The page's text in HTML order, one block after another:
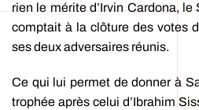
rien le mérite d’Irvin Cardona, le
comptait à la clôture des votes
ses deux adversaires réunis.
Ce qui lui permet de donner à
trophée après celui d’Ibrahim